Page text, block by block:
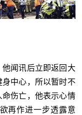
闻讯后立即返回大
中心，所以暂时不
伤亡，他表示心情
再作进一步透露意